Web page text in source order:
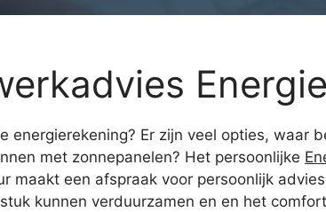
energierekening? Er zijn veel opties,
met zonnepanelen? Het persoonlijke
maakt een afspraak voor persoonlijk
kunnen verduurzamen en en het